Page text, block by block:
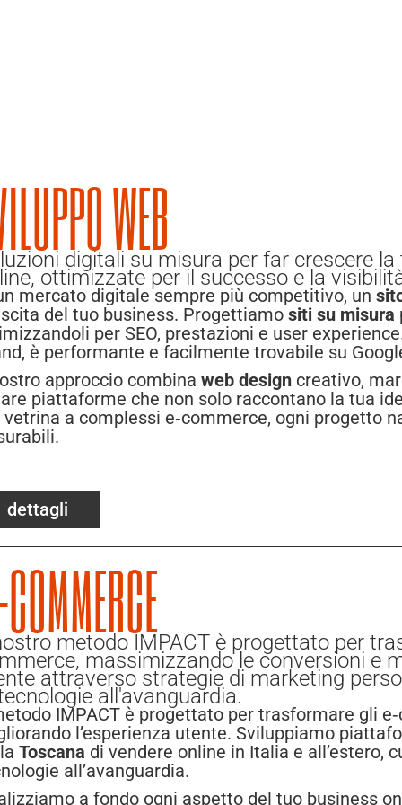
WEB
digitali su misura per far crescere
ottimizzate per il successo e la
mercato digitale sempre più competitivo, un
del tuo business. Progettiamositi su misura
per SEO, prestazioni e user
è performante e facilmente trovabile su
approccio combinaweb design creativo,
piattaforme che non solo raccontano la tua
a complessi e‑commerce, ogni progetto
dettagli
metodo IMPACT è progettato per
massimizzando le conversioni e
attraverso strategie di marketing
all'avanguardia.
IMPACT è progettato per trasformare gli
l’esperienza utente. Sviluppiamo
Toscana di vendere online in Italia e all’estero,
all’avanguardia.
a fondo ogni aspetto del tuo business